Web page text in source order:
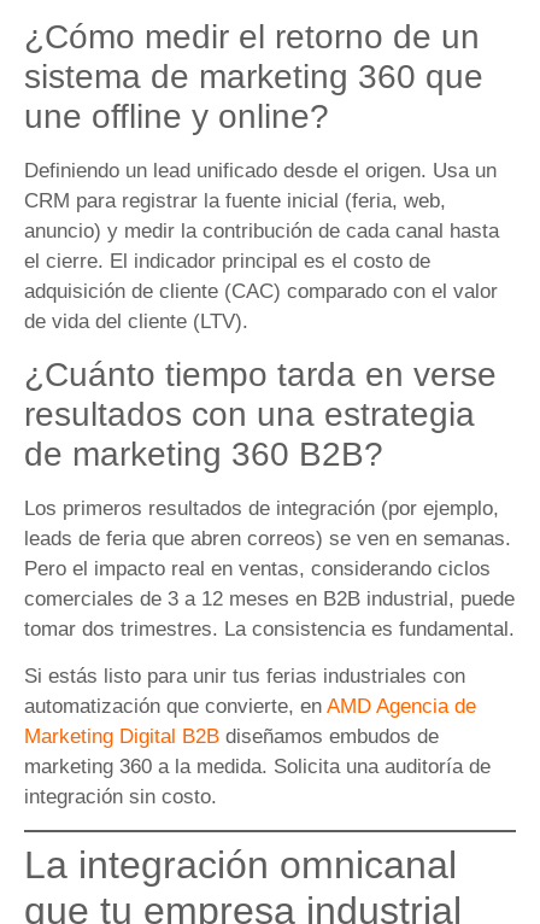
¿Cómo medir el retorno de un
sistema de marketing 360 que
une offline y online?
Definiendo un lead unificado desde el origen. Usa un
CRM para registrar la fuente inicial (feria, web,
anuncio) y medir la contribución de cada canal hasta
el cierre. El indicador principal es el costo de
adquisición de cliente (CAC) comparado con el valor
de vida del cliente (LTV).
¿Cuánto tiempo tarda en verse
resultados con una estrategia
de marketing 360 B2B?
Los primeros resultados de integración (por ejemplo,
leads de feria que abren correos) se ven en semanas.
Pero el impacto real en ventas, considerando ciclos
comerciales de 3 a 12 meses en B2B industrial, puede
tomar dos trimestres. La consistencia es fundamental.
Si estás listo para unir tus ferias industriales con
automatización que convierte, en AMD Agencia de
Marketing Digital B2B diseñamos embudos de
marketing 360 a la medida. Solicita una auditoría de
integración sin costo.
La integración omnicanal
que tu empresa industrial